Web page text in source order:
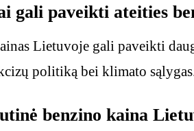
gali paveikti ateities
Lietuvoje gali paveikti
politiką bei klimato
benzino kaina